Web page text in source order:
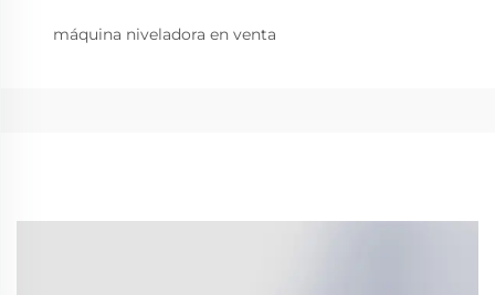
máquina niveladora en venta